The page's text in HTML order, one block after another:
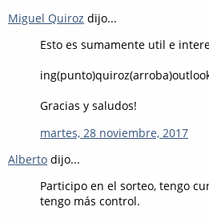
Miguel Quiroz dijo...
Esto es sumamente util e
Gracias y saludos!
martes, 28 noviembre, 2017
Alberto dijo...
Participo en el sorteo, tengo
tengo más control.